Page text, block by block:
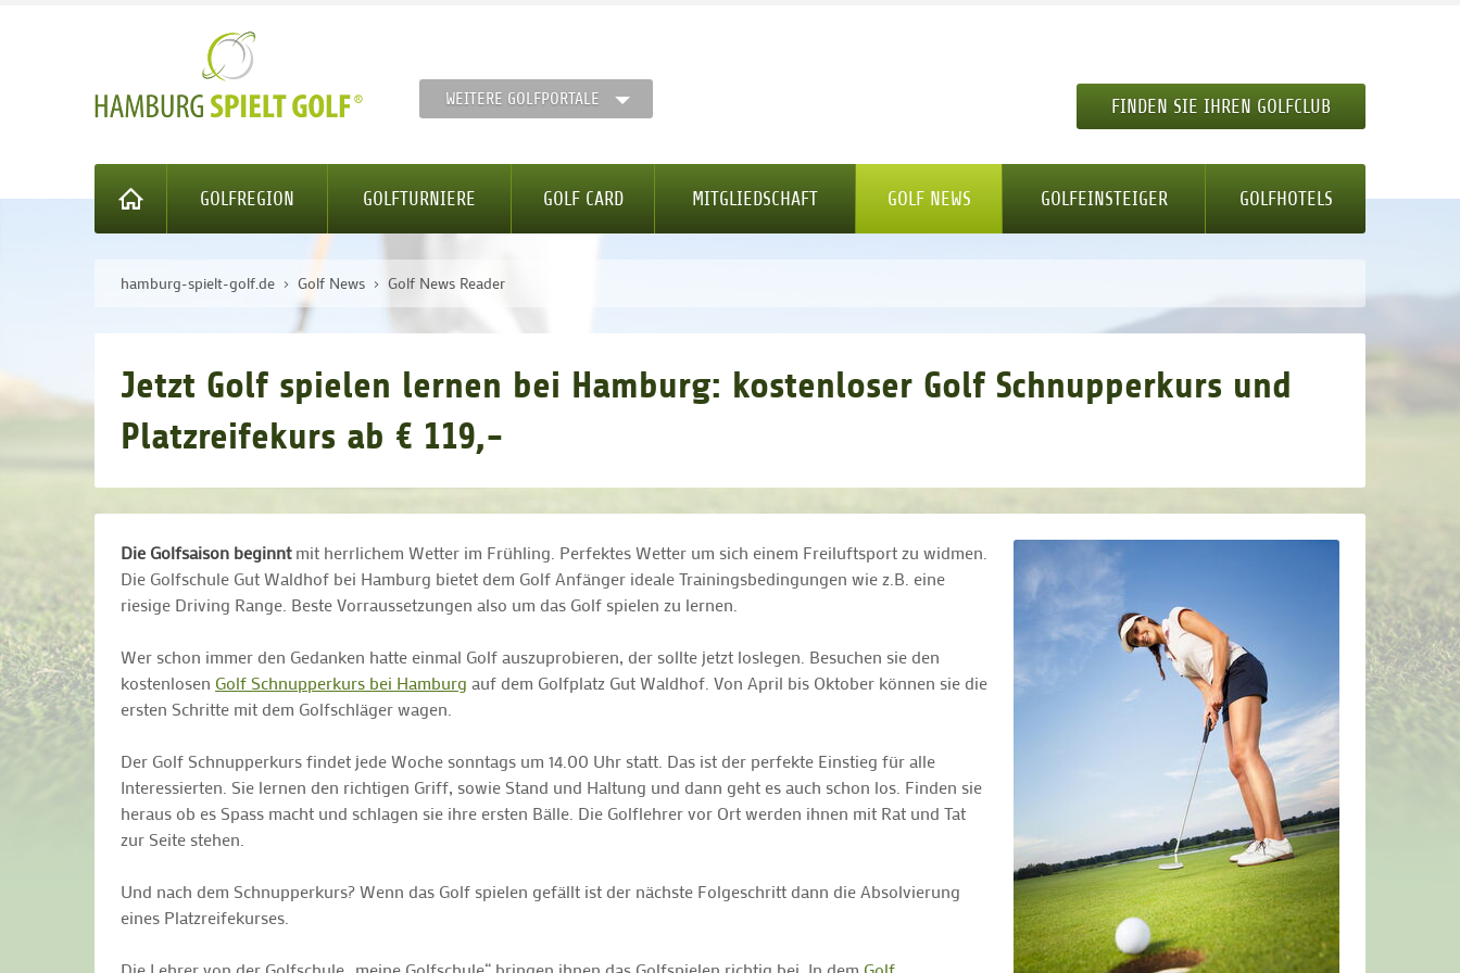
WEITERE GOLFPORTALE FINDEN SIE IHREN GOLFCLUB
GOLFREGION GOLFTURNIERE GOLF CARD MITGLIEDSCHAFT GOLF NEWS GOLFEINSTEIGER GOLFHOTELS
hamburg-spielt-golf.de Golf News Golf News Reader
Jetzt Golf spielen lernen bei Hamburg: kostenloser Golf Schnupperkurs und
Platzreifekurs ab € 119,-
Die Golfsaison beginntmit herrlichem Wetter im Frühling. Perfektes Wetter um sich einem Freiluftsport zu widmen.
Die Golfschule Gut Waldhof bei Hamburg bietet dem Golf Anfänger ideale Trainingsbedingungen wie z.B. eine
riesige Driving Range. Beste Vorraussetzungen also um das Golf spielen zu lernen.
Wer schon immer den Gedanken hatte einmal Golf auszuprobieren, der sollte jetzt loslegen. Besuchen sie den
kostenlosen Golf Schnupperkurs bei Hamburg auf dem Golfplatz Gut Waldhof. Von April bis Oktober können sie die
ersten Schritte mit dem Golfschläger wagen.
Der Golf Schnupperkurs findet jede Woche sonntags um 14.00 Uhr statt. Das ist der perfekte Einstieg für alle
Interessierten. Sie lernen den richtigen Griff, sowie Stand und Haltung und dann geht es auch schon los. Finden sie
heraus ob es Spass macht und schlagen sie ihre ersten Bälle. Die Golflehrer vor Ort werden ihnen mit Rat und Tat
zur Seite stehen.
Und nach dem Schnupperkurs? Wenn das Golf spielen gefällt ist der nächste Folgeschritt dann die Absolvierung
eines Platzreifekurses.